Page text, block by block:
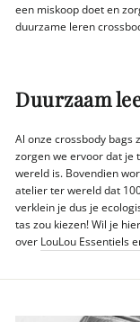
een miskoop doet en
duurzame leren
Duurzaam
Al onze crossbody bags
zorgen we ervoor dat je
wereld is. Bovendien
atelier ter wereld dat
verklein je dus je
tas zou kiezen! Wil je
over LouLou Essentiels